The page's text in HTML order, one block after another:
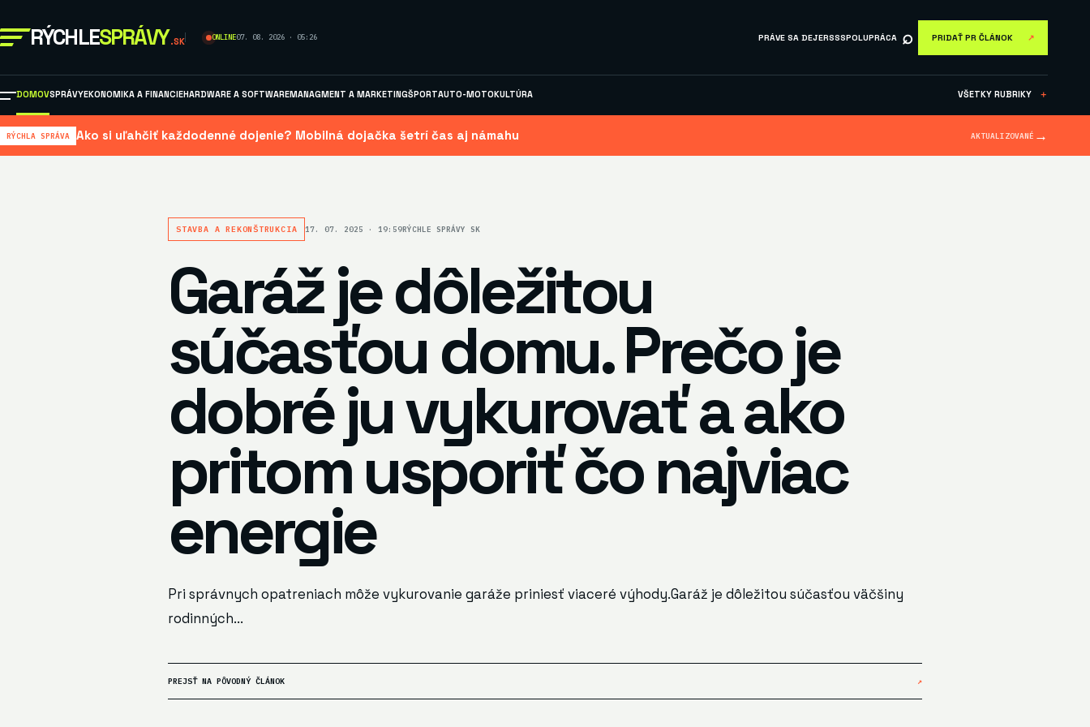
RÝCHLESPRÁVY .SK ONLINE07. 08. 2026 · 05:26 PRÁVE SA DEJERSSSPOLUPRÁCA ⌕ PRIDAŤ PR ČLÁNOK ↗
DOMOVSPRÁVYEKONOMIKA A FINANCIEHARDWARE A SOFTWAREMANAGMENT A MARKETINGŠPORTAUTO-MOTOKULTÚRA VŠETKY RUBRIKY ＋
RÝCHLA SPRÁVA Ako si uľahčiť každodenné dojenie? Mobilná dojačka šetrí čas aj námahu AKTUALIZOVANÉ →
STAVBA A REKONŠTRUKCIA 17. 07. 2025 · 19:59RÝCHLE SPRÁVY SK
Garáž je dôležitou
súčasťou domu. Prečo je
dobré ju vykurovať a ako
pritom usporiť čo najviac
energie
Pri správnych opatreniach môže vykurovanie garáže priniesť viaceré výhody.Garáž je dôležitou súčasťou väčšiny
rodinných...
PREJSŤ NA PÔVODNÝ ČLÁNOK ↗